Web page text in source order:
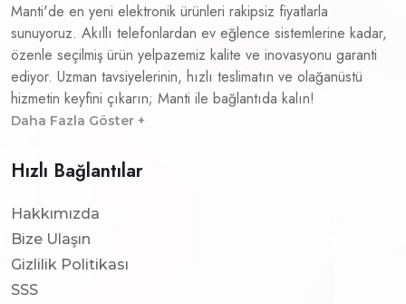
Manti'de en yeni elektronik ürünleri rakipsiz fiyatlarla
sunuyoruz. Akıllı telefonlardan ev eğlence sistemlerine kadar,
özenle seçilmiş ürün yelpazemiz kalite ve inovasyonu garanti
ediyor. Uzman tavsiyelerinin, hızlı teslimatın ve olağanüstü
hizmetin keyfini çıkarın; Manti ile bağlantıda kalın!
Daha Fazla Göster +
Hızlı Bağlantılar
Hakkımızda
Bize Ulaşın
Gizlilik Politikası
SSS